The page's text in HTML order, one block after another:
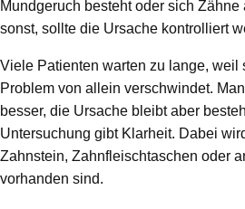
Mundgeruch besteht oder sich
sonst, sollte die Ursache kontrolliert
Viele Patienten warten zu lange, weil
Problem von allein verschwindet.
besser, die Ursache bleibt aber
Untersuchung gibt Klarheit. Dabei
Zahnstein, Zahnfleischtaschen oder
vorhanden sind.